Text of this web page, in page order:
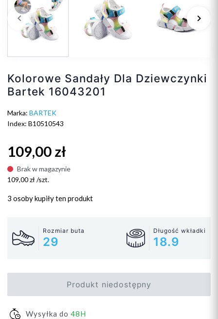
Poprzedni
keyboard_arrow_left keyboard_arrow_right
Kolorowe Sandały Dla Dziewczynki
Bartek 16043201
Marka: BARTEK
Index: B10510543
109,00 zł
Brak w magazynie
109,00 zł /szt.
3 osobykupiły ten produkt
Rozmiar buta
29
Długość wkładki
18.9
Produkt niedostępny
Wysyłka do 48H